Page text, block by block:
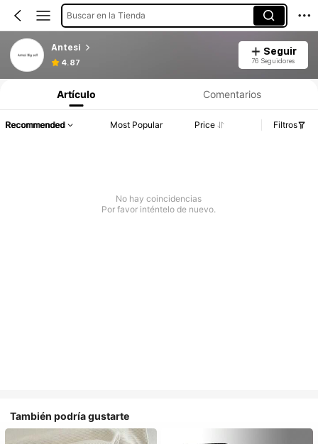
Buscar en la Tienda
Antesi
4.87
Seguir
76 Seguidores
Artículo Comentarios
Recommended Most Popular Price Filtros
No hay coincidencias
Por favor inténtelo de nuevo.
También podría gustarte